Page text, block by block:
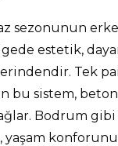
sezonunun
estetik,
Tek
bu sistem,
Bodrum gibi
konforunu